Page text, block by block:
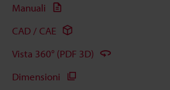
Manuali
CAD / CAE
Vista 360° (PDF 3D)
Dimensioni